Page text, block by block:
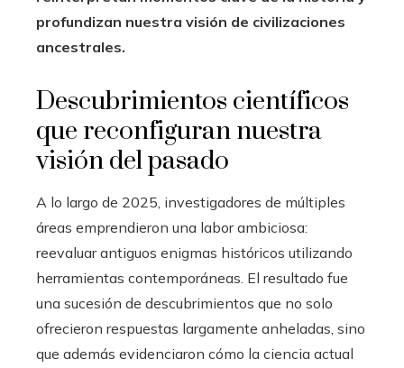
profundizan nuestra visión de civilizaciones
ancestrales.
Descubrimientos científicos
que reconfiguran nuestra
visión del pasado
A lo largo de 2025, investigadores de múltiples
áreas emprendieron una labor ambiciosa:
reevaluar antiguos enigmas históricos utilizando
herramientas contemporáneas. El resultado fue
una sucesión de descubrimientos que no solo
ofrecieron respuestas largamente anheladas, sino
que además evidenciaron cómo la ciencia actual